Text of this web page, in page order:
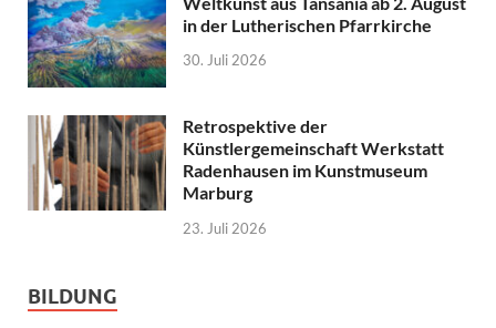
in der Lutherischen Pfarrkirche
30. Juli 2026
Retrospektive der
Künstlergemeinschaft Werkstatt
Radenhausen im Kunstmuseum
Marburg
23. Juli 2026
BILDUNG